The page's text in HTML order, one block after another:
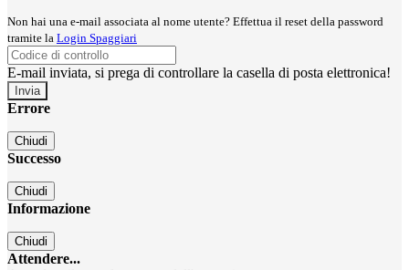
Non hai una e-mail associata al nome utente? Effettua il reset della password
tramite la Login Spaggiari
E-mail inviata, si prega di controllare la casella di posta elettronica!
Errore
Chiudi
Successo
Chiudi
Informazione
Chiudi
Attendere...